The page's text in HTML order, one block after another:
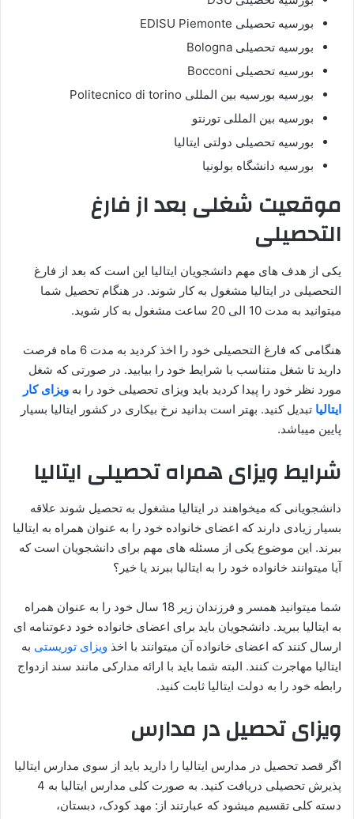
بورسیه تحصیلی EDISU Piemonte
بورسیه تحصیلی Bologna
بورسیه تحصیلی Bocconi
بورسیه بورسیه بین المللی Politecnico di torino
بورسیه بین المللی تورنتو
بورسیه تحصیلی دولتی ایتالیا
بورسیه دانشگاه بولونیا
موقعیت شغلی بعد از فارغ
التحصیلی
یکی از هدف های مهم دانشجویان ایتالیا این است که بعد از فارغ
التحصیلی در ایتالیا مشغول به کار شوند. در هنگام تحصیل شما
میتوانید به مدت 10 الی 20 ساعت مشغول به کار شوید.
هنگامی که فارغ التحصیلی خود را اخذ کردید به مدت 6 ماه فرصت
دارید تا شغل متناسب با شرایط خود را بیابید. در صورتی که شغل
مورد نظر خود را پیدا کردید باید ویزای تحصیلی خود را به ویزای کار
ایتالیا تبدیل کنید. بهتر است بدانید نرخ بیکاری در کشور ایتالیا بسیار
پایین میباشد.
شرایطویزای همراه تحصیلی ایتالیا
دانشجویانی که میخواهند در ایتالیا مشغول به تحصیل شوند علاقه
بسیار زیادی دارند که اعضای خانواده خود را به عنوان همراه به ایتالیا
ببرند. این موضوع یکی از مسئله های مهم برای دانشجویان است که
آیا میتوانند خانواده خود را به ایتالیا ببرند یا خیر؟
شما میتوانید همسر و فرزندان زیر 18 سال خود را به عنوان همراه
به ایتالیا ببرید. دانشجویان باید برای اعضای خانواده خود دعوتنامه ای
ارسال کنند که اعضای خانواده آن میتوانند با اخذ ویزای توریستی به
ایتالیا مهاجرت کنند. البته شما باید با ارائه مدارکی مانند سند ازدواج
رابطه خود را به دولت ایتالیا ثابت کنید.
ویزای تحصیل در مدارس
اگر قصد تحصیل در مدارس ایتالیا را دارید باید از سوی مدارس ایتالیا
پذیرش تحصیلی دریافت کنید. به صورت کلی مدارس ایتالیا به 4
دسته کلی تقسیم میشود که عبارتند از: مهد کودک، دبستان،